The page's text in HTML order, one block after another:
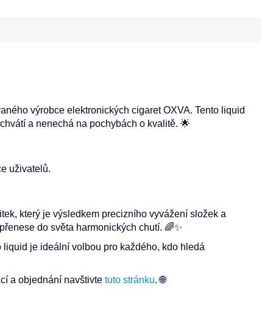
výrobce elektronických cigaret OXVA. Tento liquid
a nenechá na pochybách o kvalitě. 🌟
uživatelů.
který je výsledkem precizního vyvážení složek a
do světa harmonických chutí. 🌈✨
je ideální volbou pro každého, kdo hledá
a objednání navštivte tuto stránku. 🌐